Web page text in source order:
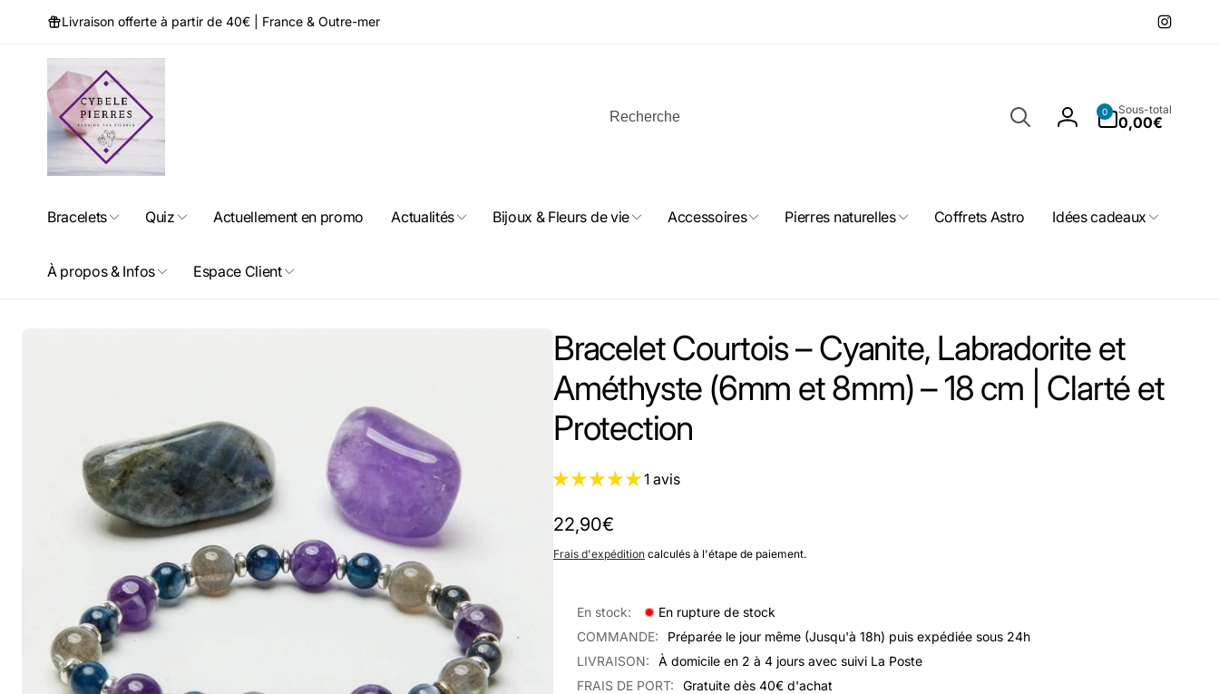
Livraison offerte à partir de 40€ | France & Outre-mer
Connexion
0
0 articleSous-total
0,00€
Bracelets Quiz Actuellement en promo Actualités Bijoux & Fleurs de vie Accessoires Pierres naturelles Coffrets Astro Idées cadeaux
À propos & Infos Espace Client
Bracelet Courtois – Cyanite, Labradorite et
Améthyste (6mm et 8mm) – 18 cm | Clarté et
Protection
1 avis
Prix
habituel
22,90€
Frais d'expédition calculés à l'étape de paiement.
En stock:
En rupture de stock
COMMANDE:
Préparée le jour même (Jusqu'à 18h) puis expédiée sous 24h
LIVRAISON:
À domicile en 2 à 4 jours avec suivi La Poste
FRAIS DE PORT:
Gratuite dès 40€ d'achat